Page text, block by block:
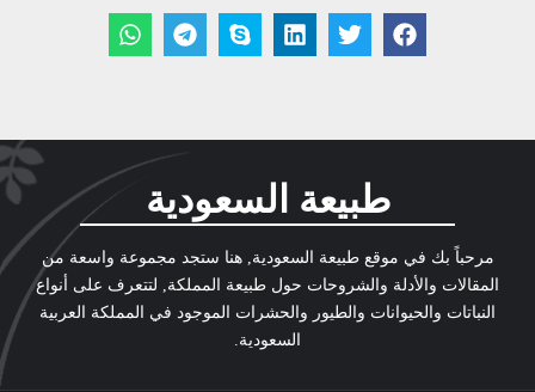
طبيعة السعودية
مرحباً بك في موقع طبيعة السعودية, هنا ستجد مجموعة واسعة من
المقالات والأدلة والشروحات حول طبيعة المملكة, لتتعرف على أنواع
النباتات والحيوانات والطيور والحشرات الموجود في المملكة العربية
السعودية.